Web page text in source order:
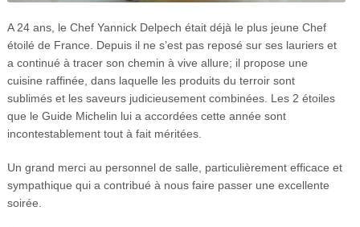
A 24 ans, le Chef Yannick Delpech était déjà le plus jeune Chef
étoilé de France. Depuis il ne s’est pas reposé sur ses lauriers et
a continué à tracer son chemin à vive allure; il propose une
cuisine raffinée, dans laquelle les produits du terroir sont
sublimés et les saveurs judicieusement combinées. Les 2 étoiles
que le Guide Michelin lui a accordées cette année sont
incontestablement tout à fait méritées.
Un grand merci au personnel de salle, particulièrement efficace et
sympathique qui a contribué à nous faire passer une excellente
soirée.